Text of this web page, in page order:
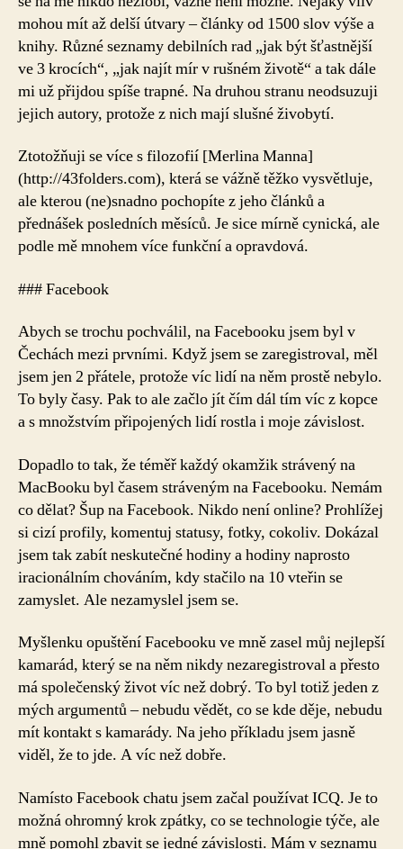
mohou mít až delší útvary – články od 1500 slov výše a
knihy. Různé seznamy debilních rad „jak být šťastnější
ve 3 krocích“, „jak najít mír v rušném životě“ a tak dále
mi už přijdou spíše trapné. Na druhou stranu neodsuzuji
jejich autory, protože z nich mají slušné živobytí.
Ztotožňuji se více s filozofií [Merlina Manna]
(http://43folders.com), která se vážně těžko vysvětluje,
ale kterou (ne)snadno pochopíte z jeho článků a
přednášek posledních měsíců. Je sice mírně cynická, ale
podle mě mnohem více funkční a opravdová.
### Facebook
Abych se trochu pochválil, na Facebooku jsem byl v
Čechách mezi prvními. Když jsem se zaregistroval, měl
jsem jen 2 přátele, protože víc lidí na něm prostě nebylo.
To byly časy. Pak to ale začlo jít čím dál tím víc z kopce
a s množstvím připojených lidí rostla i moje závislost.
Dopadlo to tak, že téměř každý okamžik strávený na
MacBooku byl časem stráveným na Facebooku. Nemám
co dělat? Šup na Facebook. Nikdo není online? Prohlížej
si cizí profily, komentuj statusy, fotky, cokoliv. Dokázal
jsem tak zabít neskutečné hodiny a hodiny naprosto
iracionálním chováním, kdy stačilo na 10 vteřin se
zamyslet. Ale nezamyslel jsem se.
Myšlenku opuštění Facebooku ve mně zasel můj nejlepší
kamarád, který se na něm nikdy nezaregistroval a přesto
má společenský život víc než dobrý. To byl totiž jeden z
mých argumentů – nebudu vědět, co se kde děje, nebudu
mít kontakt s kamarády. Na jeho příkladu jsem jasně
viděl, že to jde. A víc než dobře.
Namísto Facebook chatu jsem začal používat ICQ. Je to
možná ohromný krok zpátky, co se technologie týče, ale
mně pomohl zbavit se jedné závislosti. Mám v seznamu